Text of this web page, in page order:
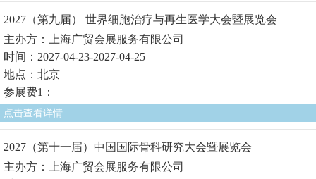
2027（第九届） 世界细胞治疗与再生医学大会暨展览会
主办方：上海广贸会展服务有限公司
时间：2027-04-23-2027-04-25
地点：北京
参展费1：
点击查看详情
2027（第十一届）中国国际骨科研究大会暨展览会
主办方：上海广贸会展服务有限公司